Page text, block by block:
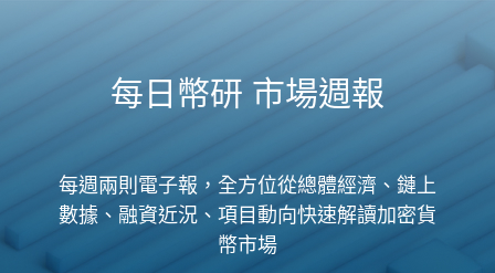
每日幣研 市場週報
每週兩則電子報，全方位從總體經濟、鏈上
數據、融資近況、項目動向快速解讀加密貨
幣市場